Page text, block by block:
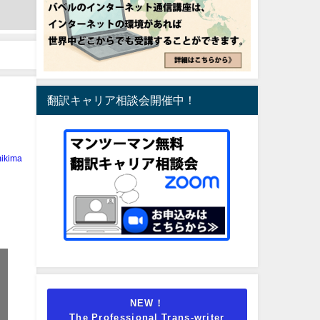
翻訳キャリア相談会開催中！
NEW！
The Professional Trans-writer